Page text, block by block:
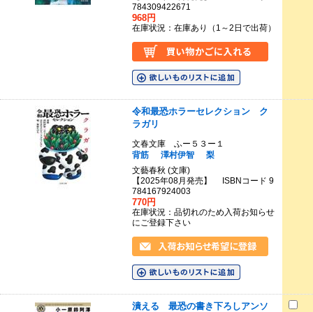
784309422671
968円
在庫状況：在庫あり（1～2日で出荷）
令和最恐ホラーセレクション ク
ラガリ
文春文庫 ふー５３ー１
背筋
澤村伊智
梨
文藝春秋 (文庫)
【2025年08月発売】 ISBNコード 9
784167924003
770円
在庫状況：品切れのため入荷お知らせ
にご登録下さい
潰える 最恐の書き下ろしアンソ